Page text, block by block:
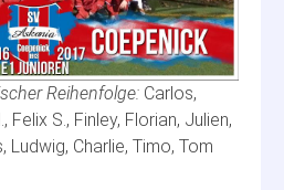
Carlos,
Felix S., Finley, Florian, Julien,
Ludwig, Charlie, Timo, Tom